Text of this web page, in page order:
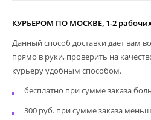
КУРЬЕРОМ ПО МОСКВЕ, 1-2
Данный способ доставки дает вам
прямо в руки, проверить на
курьеру удобным способом.
бесплатно при сумме заказа
300 руб. при сумме заказа